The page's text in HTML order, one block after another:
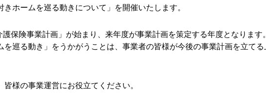
ホームを巡る動きについて」を開催いたします。
保険事業計画」が始まり、来年度が事業計画を策定する年度となりま
を巡る動き」をうかがうことは、事業者の皆様が今後の事業計画を立て
様の事業運営にお役立てください。